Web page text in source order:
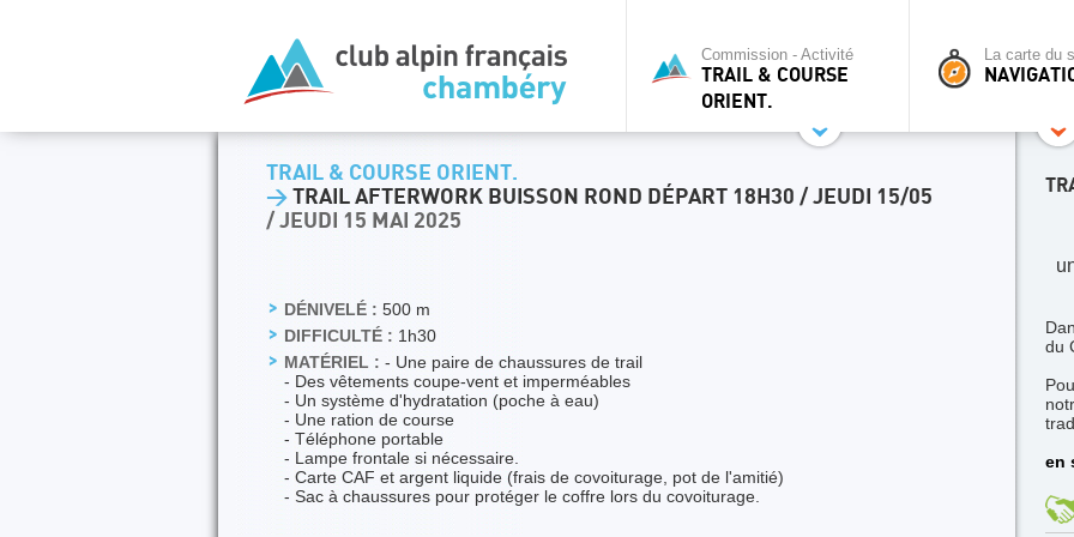
Commission - Activité
TRAIL & COURSE
ORIENT.
La carte du
TRAIL & COURSE ORIENT.
> TRAIL AFTERWORK BUISSON ROND DÉPART 18H30 / JEUDI 15/05
/ JEUDI 15 MAI 2025
DÉNIVELÉ : 500 m
DIFFICULTÉ : 1h30
MATÉRIEL : - Une paire de chaussures de trail
- Des vêtements coupe-vent et imperméables
- Un système d'hydratation (poche à eau)
- Une ration de course
- Téléphone portable
- Lampe frontale si nécessaire.
- Carte CAF et argent liquide (frais de covoiturage, pot de l'amitié)
- Sac à chaussures pour protéger le coffre lors du covoiturage.
du
en